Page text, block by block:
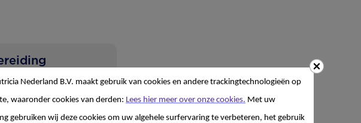
Nederland B.V. maakt gebruik van cookies en andere trackingtechnologieën op
waaronder cookies van derden: Lees hier meer over onze cookies. Met uw
gebruiken wij deze cookies om uw algehele surfervaring te verbeteren, het gebruik